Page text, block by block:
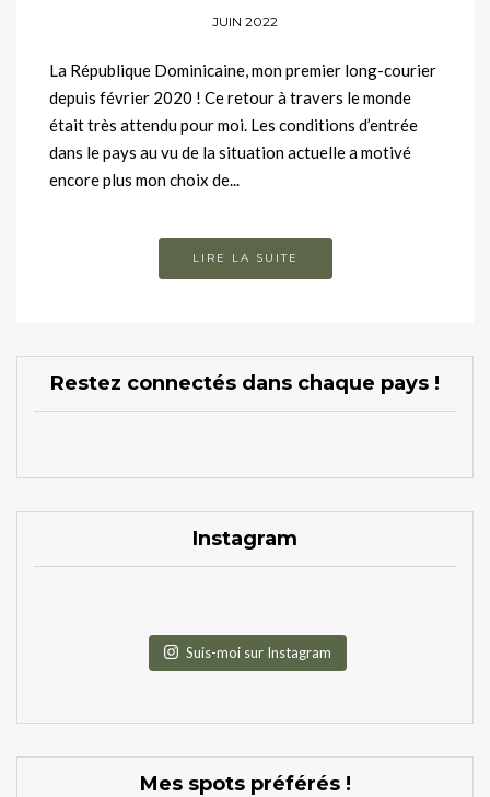
JUIN 2022
La République Dominicaine, mon premier long-courier
depuis février 2020 ! Ce retour à travers le monde
était très attendu pour moi. Les conditions d’entrée
dans le pays au vu de la situation actuelle a motivé
encore plus mon choix de...
LIRE LA SUITE
Restez connectés dans chaque pays !
Instagram
Suis-moi sur Instagram
Mes spots préférés !